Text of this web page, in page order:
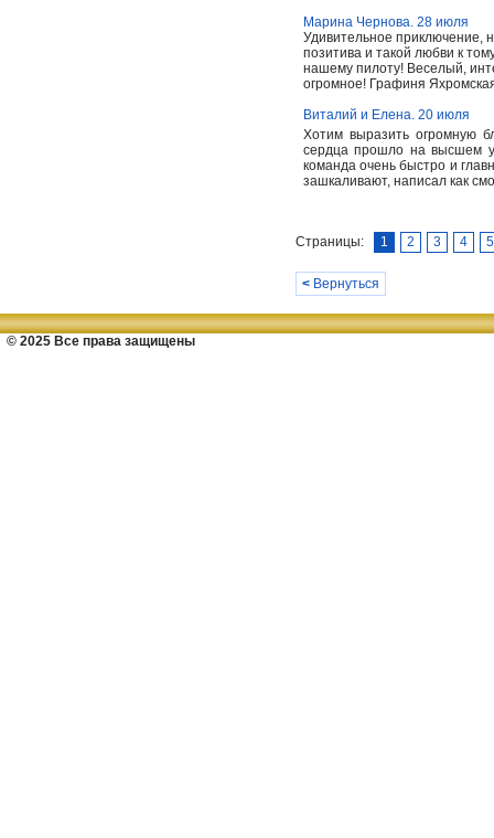
Марина Чернова. 28 июля
Удивительное приключение,
позитива и такой любви к
нашему пилоту! Веселый,
огромное! Графиня
Виталий и Елена. 20 июля
Хотим выразить огромную
сердца прошло на высшем
команда очень быстро и
зашкаливают, написал как
Страницы: 1 2 3 4 5
< Вернуться
© 2025 Все права защищены